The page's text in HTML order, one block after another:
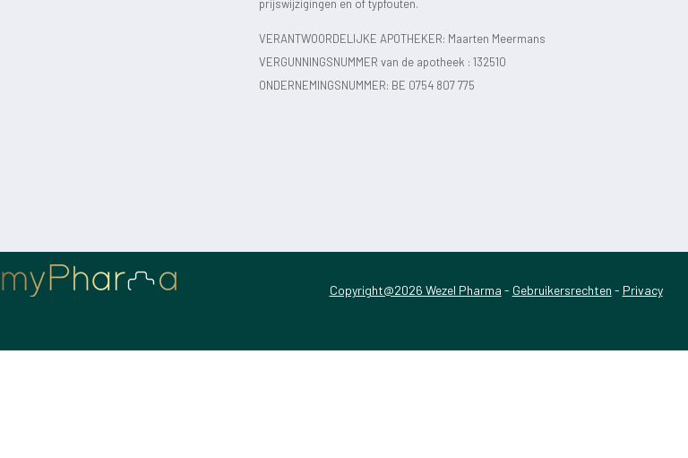
prijswijzigingen en of typfouten.
VERANTWOORDELIJKE APOTHEKER: Maarten Meermans
VERGUNNINGSNUMMER van de apotheek : 132510
ONDERNEMINGSNUMMER: BE 0754 807 775
Copyright@2026 Wezel Pharma - Gebruikersrechten - Privacy